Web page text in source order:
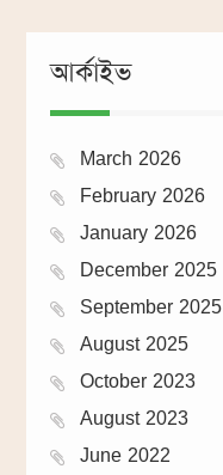
আর্কাইভ
March 2026
February 2026
January 2026
December 2025
September 2025
August 2025
October 2023
August 2023
June 2022